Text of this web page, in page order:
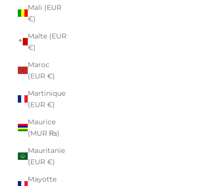
Mali (EUR
€)
Malte (EUR
€)
Maroc
(EUR €)
Martinique
(EUR €)
Maurice
(MUR ₨)
Mauritanie
(EUR €)
Mayotte